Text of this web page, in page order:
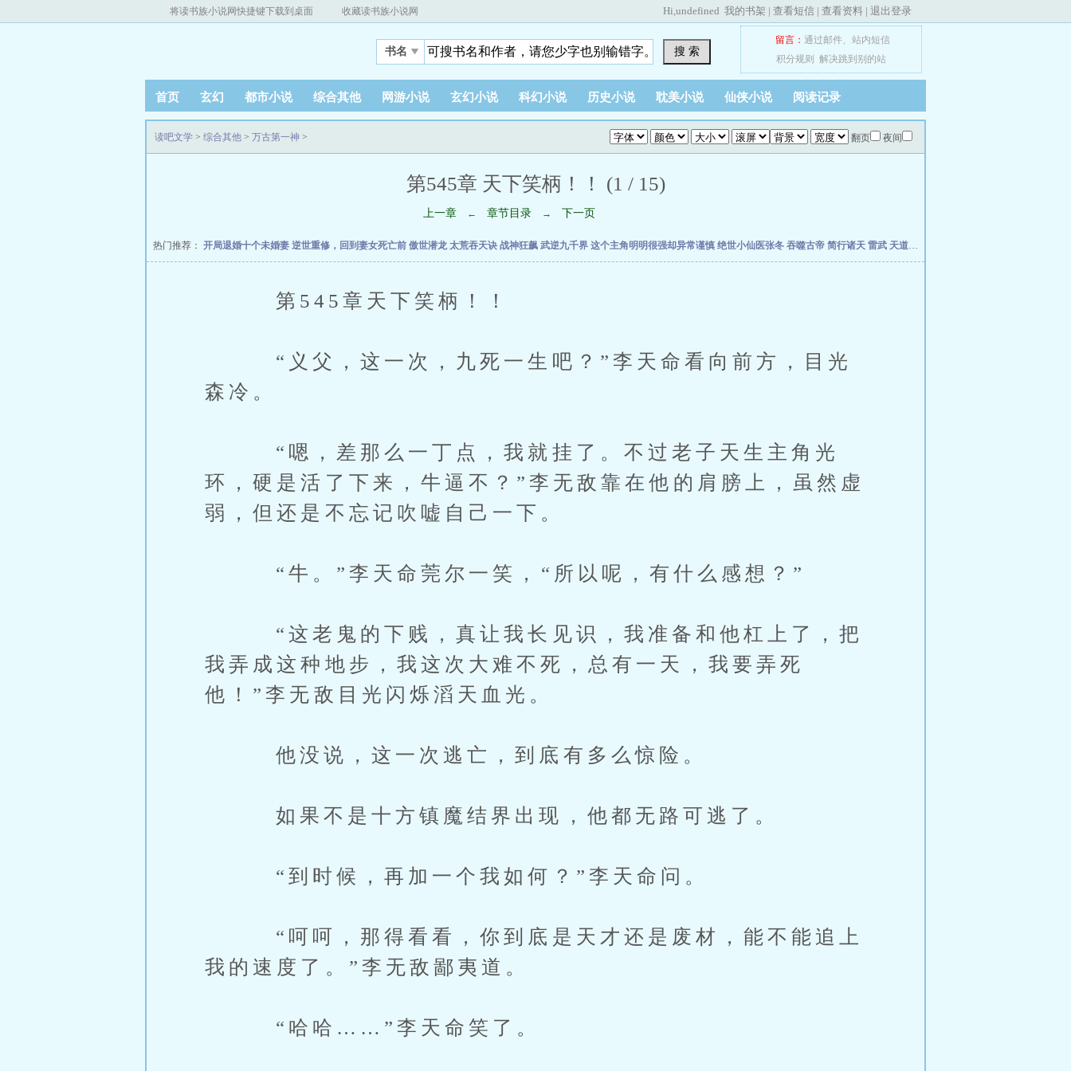
将读书族小说网快捷键下载到桌面 收藏读书族小说网 Hi,undefined 我的书架 | 查看短信 | 查看资料 | 退出登录
书名 搜 索
留言： 通过邮件、 站内短信
积分规则
解决跳到别的站
首页 玄幻 都市小说 综合其他 网游小说 玄幻小说 科幻小说 历史小说 耽美小说 仙侠小说 阅读记录
翻页 夜间
读吧文学 > 综合其他 > 万古第一神 >
第545章 天下笑柄！！ (1 / 15)
上一章 ← 章节目录 → 下一页
热门推荐： 开局退婚十个未婚妻 逆世重修，回到妻女死亡前 傲世潜龙太荒吞天诀 战神狂飙 武逆九千界 这个主角明明很强却异常谨慎 绝世小仙医张冬 吞噬古帝 简行诸天 雷武 天道天骄
第545章天下笑柄！！
“义父，这一次，九死一生吧？”李天命看向前方，目光
森冷。
“嗯，差那么一丁点，我就挂了。不过老子天生主角光
环，硬是活了下来，牛逼不？”李无敌靠在他的肩膀上，虽然虚
弱，但还是不忘记吹嘘自己一下。
“牛。”李天命莞尔一笑，“所以呢，有什么感想？”
“这老鬼的下贱，真让我长见识，我准备和他杠上了，把
我弄成这种地步，我这次大难不死，总有一天，我要弄死
他！”李无敌目光闪烁滔天血光。
他没说，这一次逃亡，到底有多么惊险。
如果不是十方镇魔结界出现，他都无路可逃了。
“到时候，再加一个我如何？”李天命问。
“呵呵，那得看看，你到底是天才还是废材，能不能追上
我的速度了。”李无敌鄙夷道。
“哈哈……”李天命笑了。